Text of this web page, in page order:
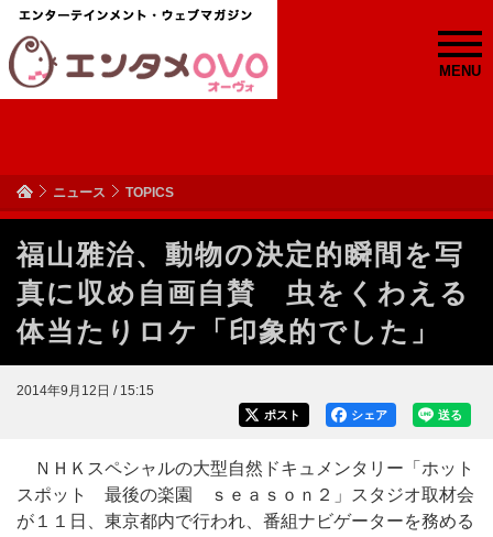
MENU
ニュース TOPICS
福山雅治、動物の決定的瞬間を写
真に収め自画自賛 虫をくわえる
体当たりロケ「印象的でした」
2014年9月12日 / 15:15
送る
シェア
ポスト
ＮＨＫスペシャルの大型自然ドキュメンタリー「ホット
スポット 最後の楽園 ｓｅａｓｏｎ２」スタジオ取材会
が１１日、東京都内で行われ、番組ナビゲーターを務める